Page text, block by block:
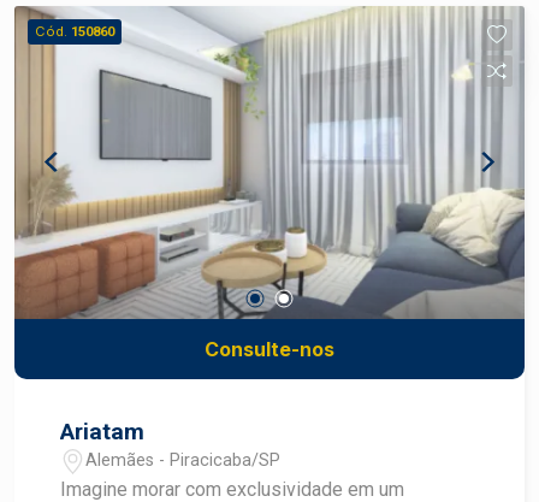
são: - 2 dormitórios, sendo 1 suíte; - 2
dormitórios, sendo 2 suítes; - 3 dormitórios,
sendo 1 suíte; Viva com exclusividade, converse
com um especialista Frias Neto!
Cód. 150860
Consulte-nos
Ariatam
Alemães - Piracicaba/SP
Imagine morar com exclusividade em um